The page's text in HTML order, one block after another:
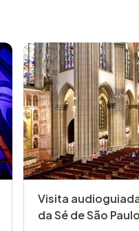
Visita
da Sé de São Paulo